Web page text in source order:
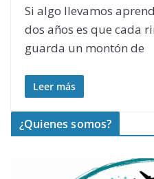
Si algo llevamos
dos años es que cada
guarda un montón de
Leer más
¿Quienes somos?